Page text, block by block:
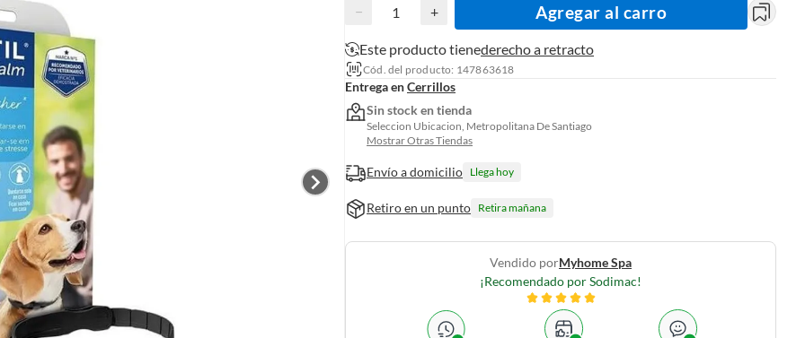
− + Agregar al carro
Este producto tienederecho a retracto
Cód. del producto: 147863618
Entrega enCerrillos
Sin stock en tienda
Seleccion Ubicacion, Metropolitana De Santiago
Mostrar Otras Tiendas
Envío a domicilio Llega hoy
Retiro en un punto Retira mañana
Vendido porMyhome Spa
¡Recomendado por Sodimac!